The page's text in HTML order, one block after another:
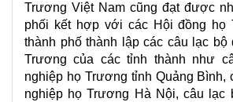
Trương Việt Nam cũng đạt được
phối kết hợp với các Hội đồng họ
thành phố thành lập các câu lạc bộ
Trương của các tỉnh thành như
nghiệp họ Trương tỉnh Quảng Bình,
nghiệp họ Trương Hà Nội, câu lạc